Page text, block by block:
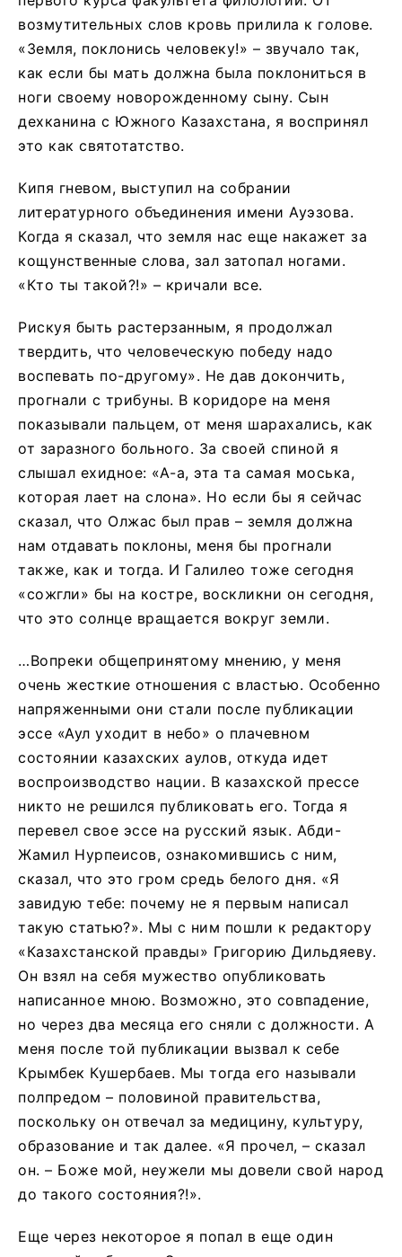
возмутительных слов кровь прилила к голове.
«Земля, поклонись человеку!» – звучало так,
как если бы мать должна была поклониться в
ноги своему новорожденному сыну. Сын
дехканина с Южного Казахстана, я воспринял
это как святотатство.
Кипя гневом, выступил на собрании
литературного объединения имени Ауэзова.
Когда я сказал, что земля нас еще накажет за
кощунственные слова, зал затопал ногами.
«Кто ты такой?!» – кричали все.
Рискуя быть растерзанным, я продолжал
твердить, что человеческую победу надо
воспевать по-другому». Не дав докончить,
прогнали с трибуны. В коридоре на меня
показывали пальцем, от меня шарахались, как
от заразного больного. За своей спиной я
слышал ехидное: «А-а, эта та самая моська,
которая лает на слона». Но если бы я сейчас
сказал, что Олжас был прав – земля должна
нам отдавать поклоны, меня бы прогнали
также, как и тогда. И Галилео тоже сегодня
«сожгли» бы на костре, воскликни он сегодня,
что это солнце вращается вокруг земли.
…Вопреки общепринятому мнению, у меня
очень жесткие отношения с властью. Особенно
напряженными они стали после публикации
эссе «Аул уходит в небо» о плачевном
состоянии казахских аулов, откуда идет
воспроизводство нации. В казахской прессе
никто не решился публиковать его. Тогда я
перевел свое эссе на русский язык. Абди-
Жамил Нурпеисов, ознакомившись с ним,
сказал, что это гром средь белого дня. «Я
завидую тебе: почему не я первым написал
такую статью?». Мы с ним пошли к редактору
«Казахстанской правды» Григорию Дильдяеву.
Он взял на себя мужество опубликовать
написанное мною. Возможно, это совпадение,
но через два месяца его сняли с должности. А
меня после той публикации вызвал к себе
Крымбек Кушербаев. Мы тогда его называли
полпредом – половиной правительства,
поскольку он отвечал за медицину, культуру,
образование и так далее. «Я прочел, – сказал
он. – Боже мой, неужели мы довели свой народ
до такого состояния?!».
Еще через некоторое я попал в еще один